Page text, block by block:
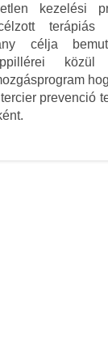
kezelési
terápiás
célja
prevenció